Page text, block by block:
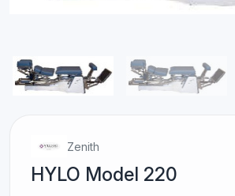
Zenith
HYLO Model 220